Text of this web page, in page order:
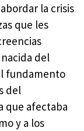
la crisis
que les
del
fundamento
del
que afectaba
y a los